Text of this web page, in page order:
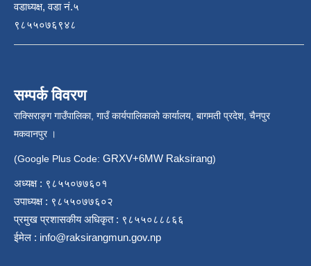
वडाध्यक्ष, वडा नं.५
९८५५०७६९४८
सम्पर्क विवरण
राक्सिराङ्ग गाउँपालिका, गाउँ कार्यपालिकाको कार्यालय, बागमती प्रदेश, चैनपुर
मकवानपुर ।
(Google Plus Code: GRXV+6MW Raksirang)
अध्यक्ष : ९८५५०७७६०१
उपाध्यक्ष : ९८५५०७७६०२
प्रमुख प्रशासकीय अधिकृत : ९८५५०८८८६६
ईमेल : info@raksirangmun.gov.np